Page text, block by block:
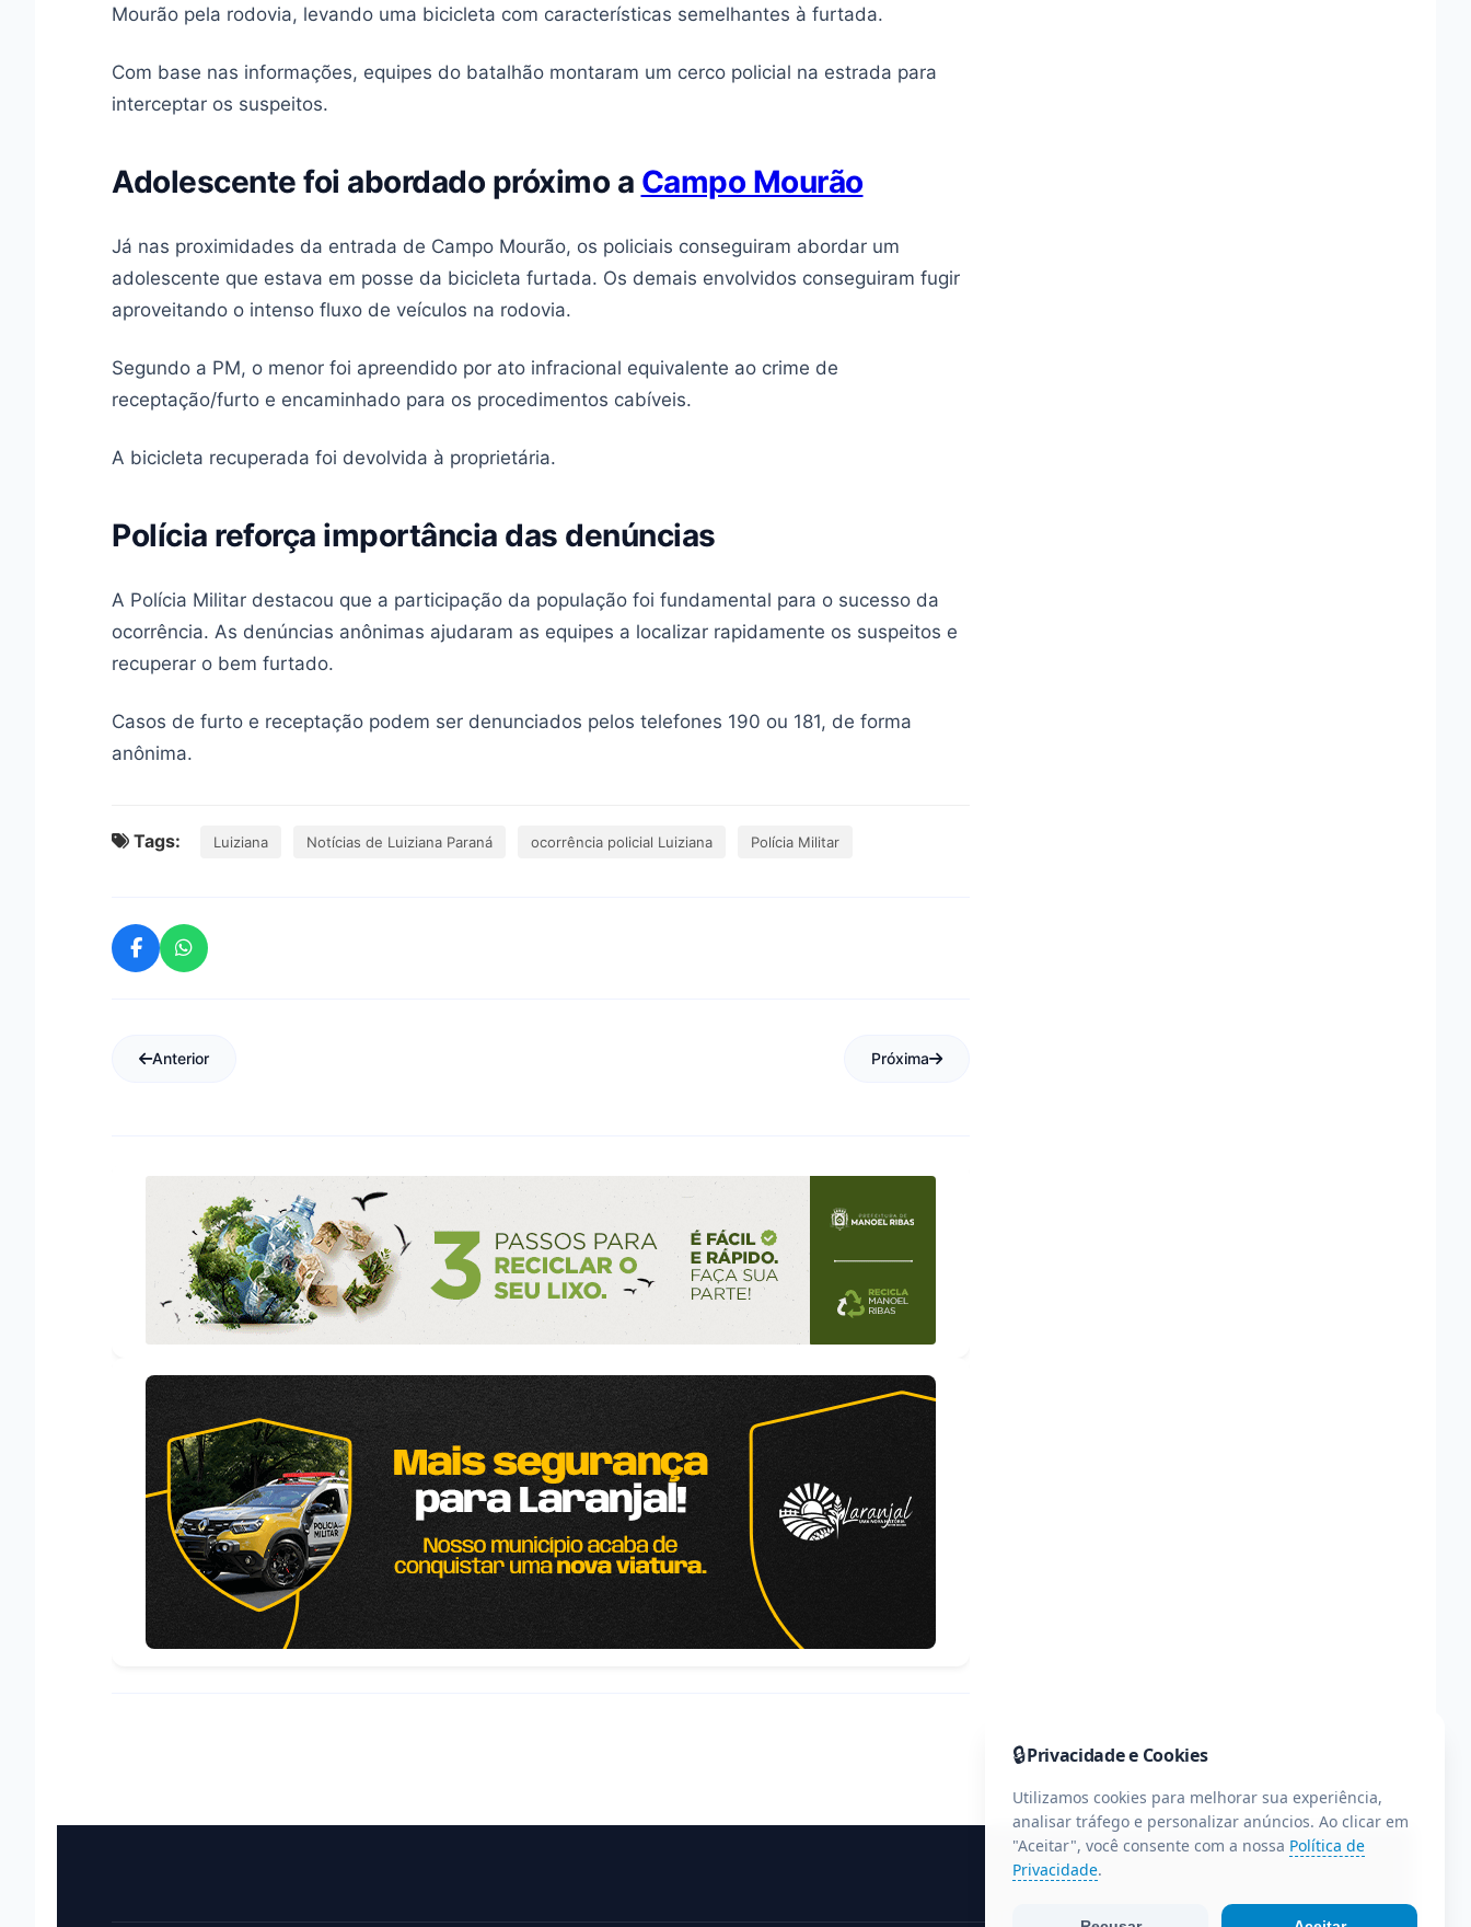
Mourão pela rodovia, levando uma bicicleta com características semelhantes à furtada.
Com base nas informações, equipes do batalhão montaram um cerco policial na estrada para
interceptar os suspeitos.
Adolescente foi abordado próximo a Campo Mourão
Já nas proximidades da entrada de Campo Mourão, os policiais conseguiram abordar um
adolescente que estava em posse da bicicleta furtada. Os demais envolvidos conseguiram fugir
aproveitando o intenso fluxo de veículos na rodovia.
Segundo a PM, o menor foi apreendido por ato infracional equivalente ao crime de
receptação/furto e encaminhado para os procedimentos cabíveis.
A bicicleta recuperada foi devolvida à proprietária.
Polícia reforça importância das denúncias
A Polícia Militar destacou que a participação da população foi fundamental para o sucesso da
ocorrência. As denúncias anônimas ajudaram as equipes a localizar rapidamente os suspeitos e
recuperar o bem furtado.
Casos de furto e receptação podem ser denunciados pelos telefones 190 ou 181, de forma
anônima.
Tags: Luiziana Notícias de Luiziana Paraná ocorrência policial Luiziana Polícia Militar
Anterior Próxima
🔒Privacidade e Cookies
Utilizamos cookies para melhorar sua experiência,
analisar tráfego e personalizar anúncios. Ao clicar em
"Aceitar", você consente com a nossa Política de
Privacidade.